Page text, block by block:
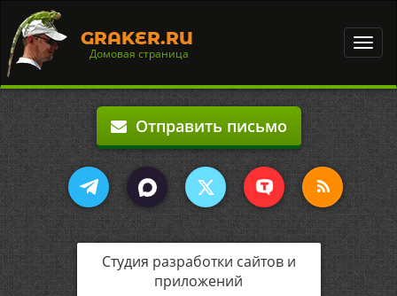
GRAKER.RU
Домовая страница
Отправить письмо
Студия разработки сайтов и
приложений